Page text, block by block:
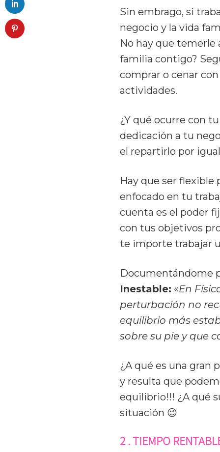
Sin embrago, si
negocio y la vida
No hay que temerle
familia contigo?
comprar o cenar
actividades.
¿Y qué ocurre con
dedicación a tu
el repartirlo por
Hay que ser
enfocado en tu
cuenta es el poder
con tus objetivos
te importe trabajar
Documentándome
Inestable: «En
perturbación no
equilibrio más
sobre su pie y que
¿A qué es una gran
y resulta que
equilibrio!!! ¿A qué
situación 😉
2 . TIEMPO